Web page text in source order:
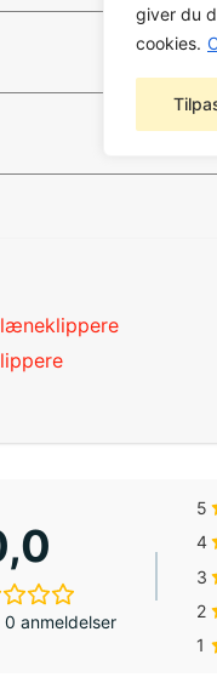
giver du
cookies.
0 anmeldelser
5
4
3
2
1